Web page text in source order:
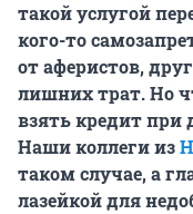
такой услугой
кого-то
от аферистов,
лишних трат. Но
взять кредит
Наши коллеги из
таком случае, а
лазейкой для